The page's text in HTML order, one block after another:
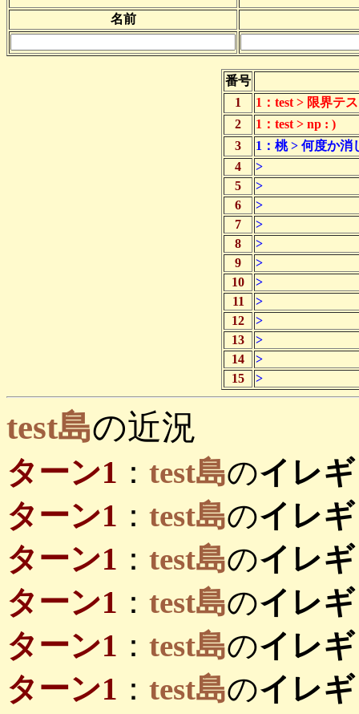
名前
番号
1
1：test > 限界テ
2
1：test > np : )
3
1：桃 > 何度か消
4
>
5
>
6
>
7
>
8
>
9
>
10
>
11
>
12
>
13
>
14
>
15
>
test島の近況
ターン1 ： test島のイレ
ターン1 ： test島のイレ
ターン1 ： test島のイレ
ターン1 ： test島のイレ
ターン1 ： test島のイレ
ターン1 ： test島のイレ